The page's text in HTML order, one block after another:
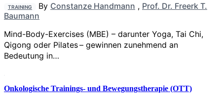
TRAINING By Constanze Handmann , Prof. Dr. Freerk T.
Baumann
Mind-Body-Exercises (MBE) – darunter Yoga, Tai Chi,
Qigong oder Pilates – gewinnen zunehmend an
Bedeutung in…
Onkologische Trainings- und Bewegungs­­therapie (OTT)